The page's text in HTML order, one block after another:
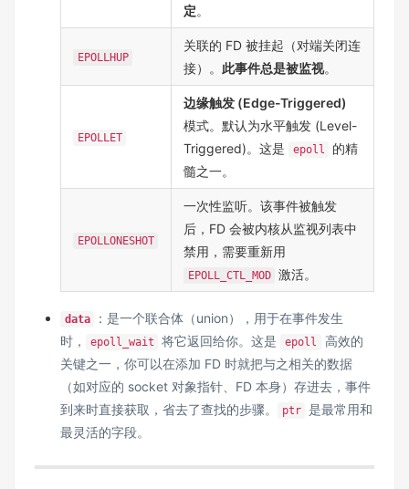
定。
EPOLLHUP
关联的 FD 被挂起（对端关闭连
接）。 此事件总是被监视。
EPOLLET
边缘触发 (Edge-Triggered)
模式。默认为水平触发 (Level-
Triggered)。这是
epoll
的精
髓之一。
EPOLLONESHOT
一次性监听。该事件被触发
后，FD 会被内核从监视列表中
禁用，需要重新用
EPOLL_CTL_MOD 激活。
data
：是一个联合体（union），用于在事件发生
时，
epoll_wait 将它返回给你。这是 epoll
高效的
关键之一，你可以在添加 FD 时就把与之相关的数据
（如对应的 socket 对象指针、FD 本身）存进去，事件
到来时直接获取，省去了查找的步骤。
ptr 是最常用和
最灵活的字段。